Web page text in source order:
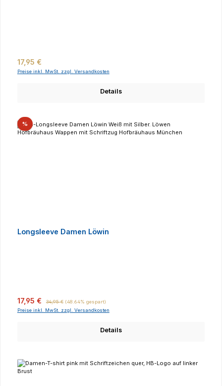
Regulärer Preis:
17,95 €
Preise inkl. MwSt. zzgl. Versandkosten
Details
%Rabatt
Longsleeve Damen Löwin
Verkaufspreis:
17,95 € 34,95 € (48.64% gespart)
Preise inkl. MwSt. zzgl. Versandkosten
Details